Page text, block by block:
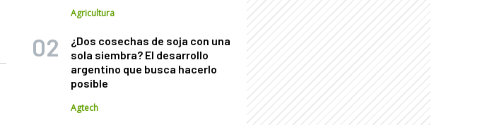
Agricultura
¿Dos cosechas de soja con una
sola siembra? El desarrollo
argentino que busca hacerlo
posible
Agtech